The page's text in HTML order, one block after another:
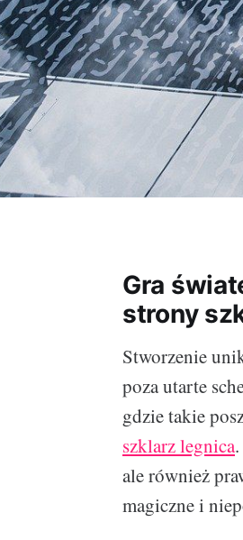
Gra
strony
Stworzenie
poza utarte
gdzie takie
szklarz legnica
ale również
magiczne i